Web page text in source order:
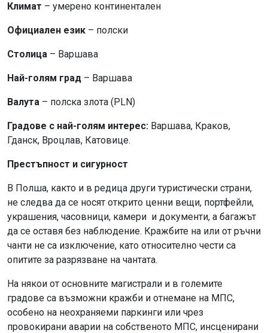
Климат – умерено континентален
Официален език – полски
Столица – Варшава
Най-голям град – Варшава
Валута – полска злота (PLN)
Градове с най-голям интерес: Варшава, Краков,
Гданск, Вроцлав, Катовице.
Престъпност и сигурност
В Полша, както и в редица други туристически страни,
не следва да се носят открито ценни вещи, портфейли,
украшения, часовници, камери и документи, а багажът
да се оставя без наблюдение. Кражбите на или от ръчни
чанти не са изключение, като относително чести са
опитите за разрязване на чантата.
На някои от основните магистрали и в големите
градове са възможни кражби и отнемане на МПС,
особено на неохраняеми паркинги или чрез
провокирани аварии на собственото МПС, инсценирани